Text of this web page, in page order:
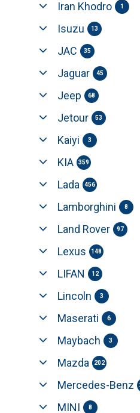
Iran Khodro 1
Isuzu 13
JAC 35
Jaguar 45
Jeep 68
Jetour 53
Kaiyi 3
KIA 359
Lada 456
Lamborghini 8
Land Rover 97
Lexus 148
LIFAN 12
Lincoln 3
Maserati 6
Maybach 3
Mazda 202
Mercedes-Benz
MINI 8